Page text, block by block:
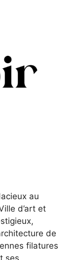
au
d’art et
de
filatures
ses